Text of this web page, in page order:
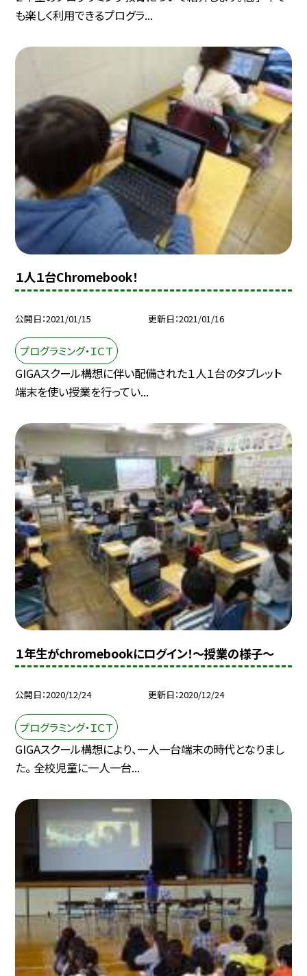
も楽しく利用できるプログラ...
１人１台Chromebook！
公開日 2021/01/15 更新日 2021/01/16
プログラミング・ＩＣＴ
GIGAスクール構想に伴い配備された１人１台のタブレット
端末を使い授業を行ってい...
１年生がchromebookにログイン！〜授業の様子〜
公開日 2020/12/24 更新日 2020/12/24
プログラミング・ＩＣＴ
GIGAスクール構想により、一人一台端末の時代となりまし
た。 全校児童に一人一台...